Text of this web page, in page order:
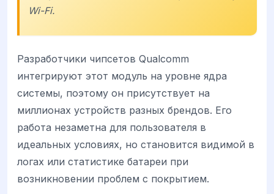
Wi-Fi.
Разработчики чипсетов Qualcomm
интегрируют этот модуль на уровне ядра
системы, поэтому он присутствует на
миллионах устройств разных брендов. Его
работа незаметна для пользователя в
идеальных условиях, но становится видимой в
логах или статистике батареи при
возникновении проблем с покрытием.